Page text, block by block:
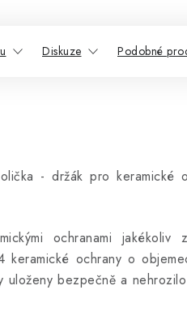
Diskuze Podobné
- držák pro keramické
ochranami jakékoliv
keramické ochrany o
bezpečně a